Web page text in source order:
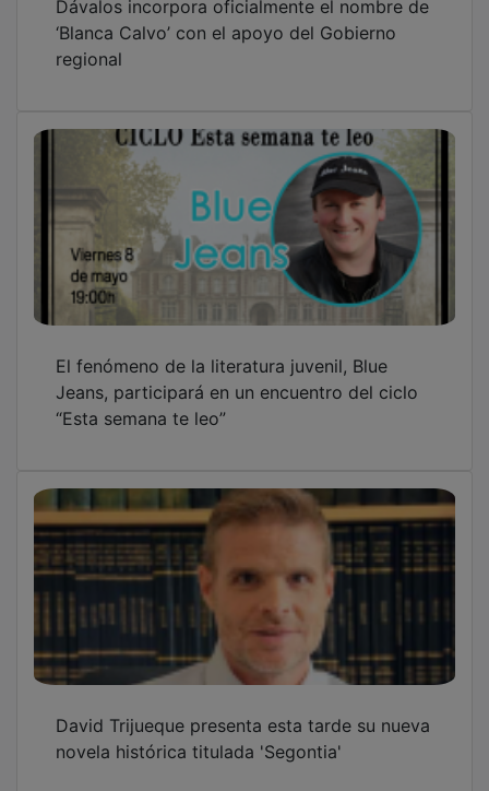
‘Blanca Calvo’ con el apoyo del Gobierno
regional
Jeans, participará en un encuentro del ciclo
“Esta semana te leo”
novela histórica titulada 'Segontia'